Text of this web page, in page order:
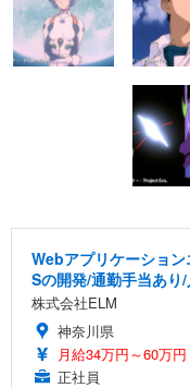
Webアプリケーショ
Sの開発/通勤手当あり
株式会社ELM
神奈川県
月給34万円～60万円
正社員